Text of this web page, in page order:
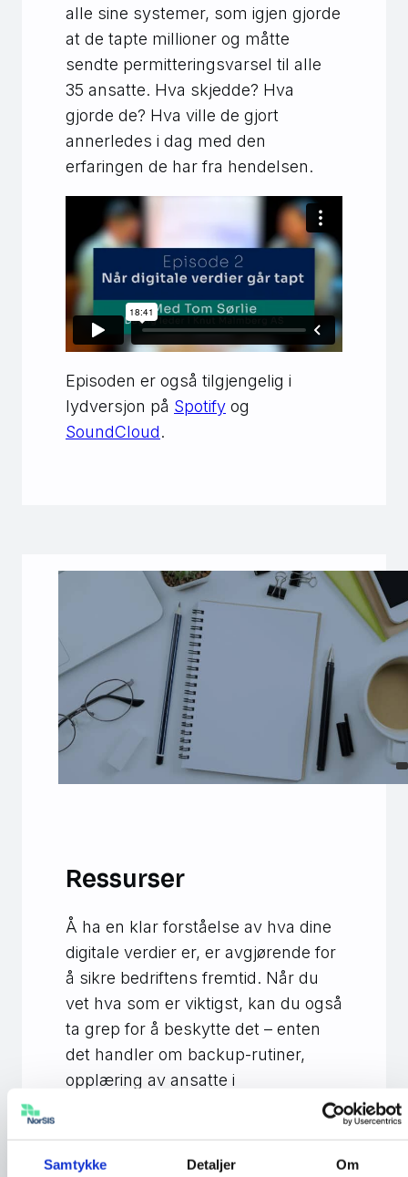
Samtykke Detaljer Om
alle sine systemer, som igjen gjorde
at de tapte millioner og måtte
sendte permitteringsvarsel til alle
35 ansatte. Hva skjedde? Hva
gjorde de? Hva ville de gjort
annerledes i dag med den
erfaringen de har fra hendelsen.
Episoden er også tilgjengelig i
lydversjon på Spotify og
SoundCloud.
Ressurser
Å ha en klar forståelse av hva dine
digitale verdier er, er avgjørende for
å sikre bedriftens fremtid. Når du
vet hva som er viktigst, kan du også
ta grep for å beskytte det – enten
det handler om backup-rutiner,
opplæring av ansatte i
cybersikkerhet eller implementering
digitale verdier er verdifulle, og de